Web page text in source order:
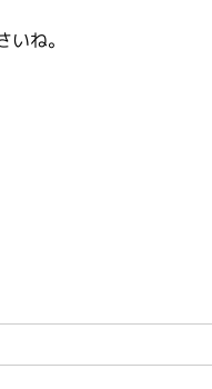
ね。